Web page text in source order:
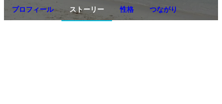
プロフィール ストーリー 性格 つながり